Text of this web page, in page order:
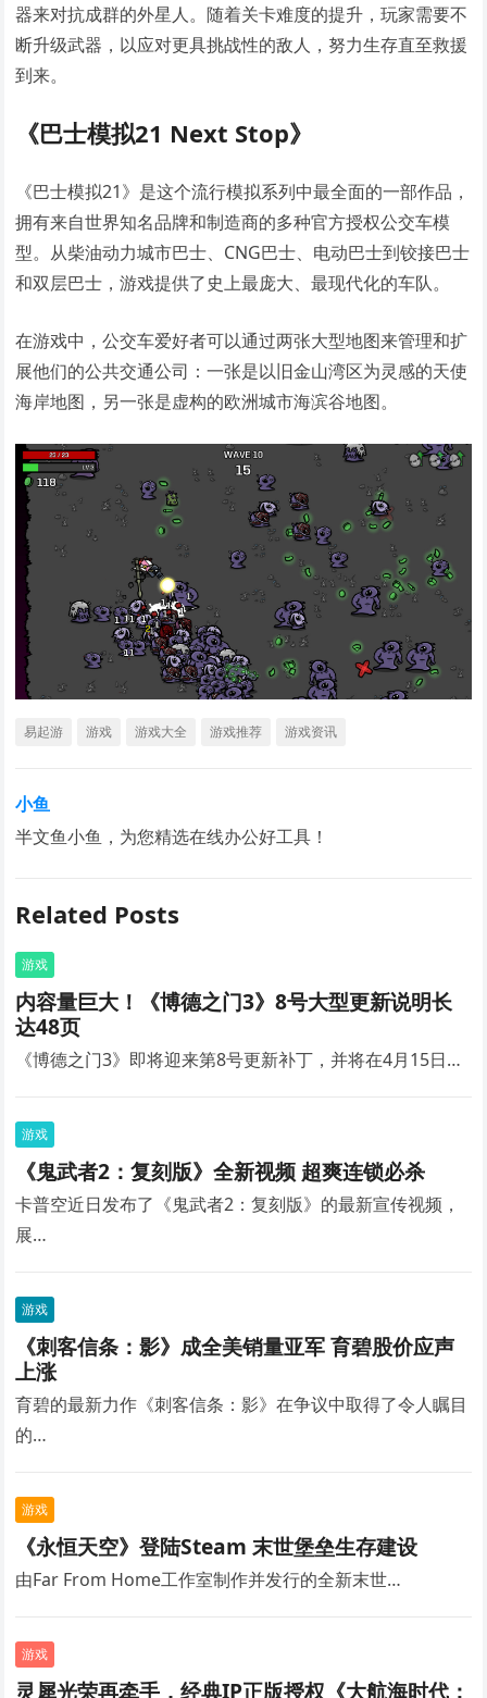
器来对抗成群的外星人。随着关卡难度的提升，玩家需要不
断升级武器，以应对更具挑战性的敌人，努力生存直至救援
到来。
《巴士模拟21 Next Stop》
《巴士模拟21》是这个流行模拟系列中最全面的一部作品，
拥有来自世界知名品牌和制造商的多种官方授权公交车模
型。从柴油动力城市巴士、CNG巴士、电动巴士到铰接巴士
和双层巴士，游戏提供了史上最庞大、最现代化的车队。
在游戏中，公交车爱好者可以通过两张大型地图来管理和扩
展他们的公共交通公司：一张是以旧金山湾区为灵感的天使
海岸地图，另一张是虚构的欧洲城市海滨谷地图。
易起游 游戏 游戏大全 游戏推荐 游戏资讯
小鱼
半文鱼小鱼，为您精选在线办公好工具！
Related Posts
游戏
内容量巨大！《博德之门3》8号大型更新说明长
达48页
《博德之门3》即将迎来第8号更新补丁，并将在4月15日…
游戏
《鬼武者2：复刻版》全新视频 超爽连锁必杀
卡普空近日发布了《鬼武者2：复刻版》的最新宣传视频，
展…
游戏
《刺客信条：影》成全美销量亚军 育碧股价应声
上涨
育碧的最新力作《刺客信条：影》在争议中取得了令人瞩目
的…
游戏
《永恒天空》登陆Steam 末世堡垒生存建设
由Far From Home工作室制作并发行的全新末世…
游戏
灵犀光荣再牵手，经典IP正版授权《大航海时代：